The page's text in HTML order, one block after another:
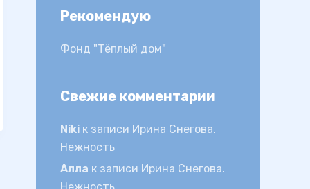
Рекомендую
Фонд "Тёплый дом"
Свежие комментарии
Niki к записи Ирина Снегова.
Нежность
Алла к записи Ирина Снегова.